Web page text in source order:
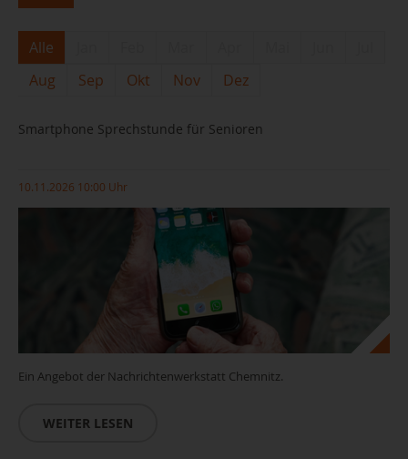
Alle
Aug
Sep Okt Nov Dez
Smartphone Sprechstunde für Senioren
10.11.2026 10:00 Uhr
Ein Angebot der Nachrichtenwerkstatt Chemnitz.
WEITER LESEN